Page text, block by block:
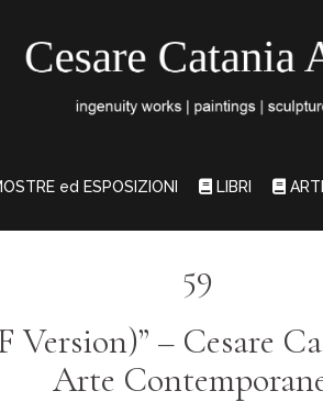
ed ESPOSIZIONI LIBRI
59
Version)” – Cesare
Arte